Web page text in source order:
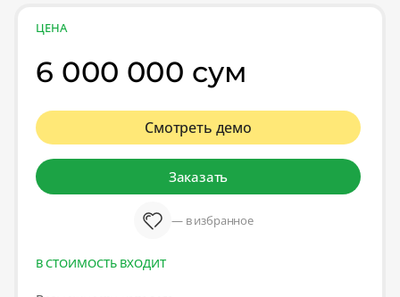
ЦЕНА
6 000 000 сум
Смотреть демо
Заказать
— в избранное
В СТОИМОСТЬ ВХОДИТ